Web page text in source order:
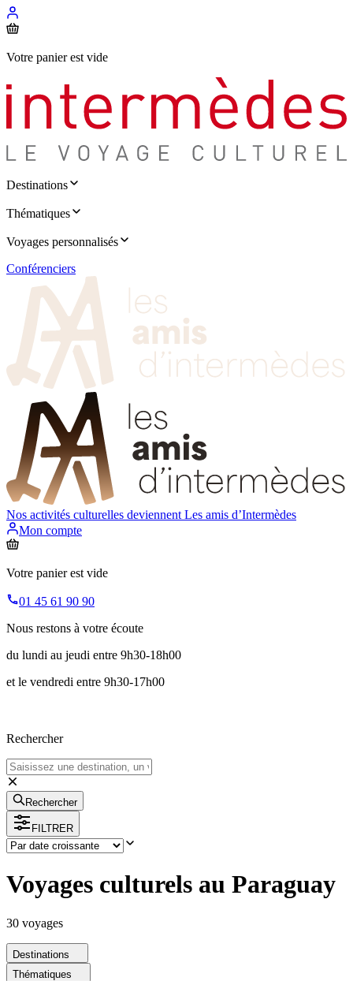
Votre panier est vide
Destinations
Thématiques
Voyages personnalisés
Conférenciers
Nos activités culturelles deviennent Les amis d’Intermèdes
Mon compte
Votre panier est vide
01 45 61 90 90
Nous restons à votre écoute
du lundi au jeudi entre 9h30-18h00
et le vendredi entre 9h30-17h00
Rechercher
Rechercher
FILTRER
Voyages culturels au Paraguay
30 voyages
Destinations
Thématiques